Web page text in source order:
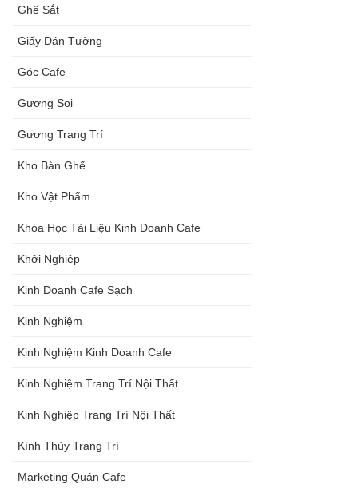
Ghế Sắt
Giấy Dán Tường
Góc Cafe
Gương Soi
Gương Trang Trí
Kho Bàn Ghế
Kho Vật Phẩm
Khóa Học Tài Liệu Kinh Doanh Cafe
Khởi Nghiệp
Kinh Doanh Cafe Sạch
Kinh Nghiệm
Kinh Nghiệm Kinh Doanh Cafe
Kinh Nghiệm Trang Trí Nội Thất
Kinh Nghiệp Trang Trí Nội Thất
Kính Thủy Trang Trí
Marketing Quán Cafe